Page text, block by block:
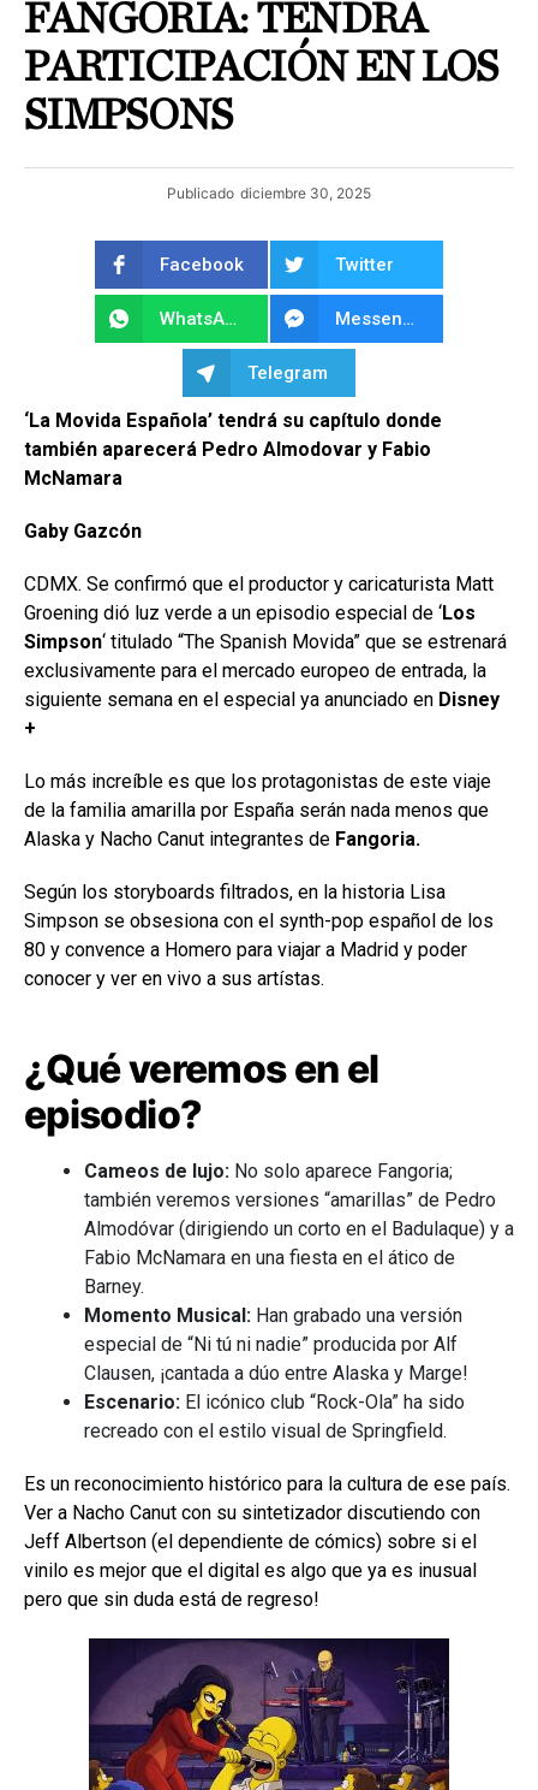
FANGORIA: TENDRÁ
PARTICIPACIÓN EN LOS
SIMPSONS
Publicado diciembre 30, 2025
Facebook Twitter
WhatsApp Messenger
Telegram
‘La Movida Española’ tendrá su capítulo donde
también aparecerá Pedro Almodovar y Fabio
McNamara
Gaby Gazcón
CDMX. Se confirmó que el productor y caricaturista Matt
Groening dió luz verde a un episodio especial de ‘Los
Simpson‘ titulado “The Spanish Movida” que se estrenará
exclusivamente para el mercado europeo de entrada, la
siguiente semana en el especial ya anunciado en Disney
+
Lo más increíble es que los protagonistas de este viaje
de la familia amarilla por España serán nada menos que
Alaska y Nacho Canut integrantes de Fangoria.
Según los storyboards filtrados, en la historia Lisa
Simpson se obsesiona con el synth-pop español de los
80 y convence a Homero para viajar a Madrid y poder
conocer y ver en vivo a sus artístas.
¿Qué veremos en el
episodio?
Cameos de lujo: No solo aparece Fangoria;
también veremos versiones “amarillas” de Pedro
Almodóvar (dirigiendo un corto en el Badulaque) y a
Fabio McNamara en una fiesta en el ático de
Barney.
Momento Musical: Han grabado una versión
especial de “Ni tú ni nadie” producida por Alf
Clausen, ¡cantada a dúo entre Alaska y Marge!
Escenario: El icónico club “Rock-Ola” ha sido
recreado con el estilo visual de Springfield.
Es un reconocimiento histórico para la cultura de ese país.
Ver a Nacho Canut con su sintetizador discutiendo con
Jeff Albertson (el dependiente de cómics) sobre si el
vinilo es mejor que el digital es algo que ya es inusual
pero que sin duda está de regreso!